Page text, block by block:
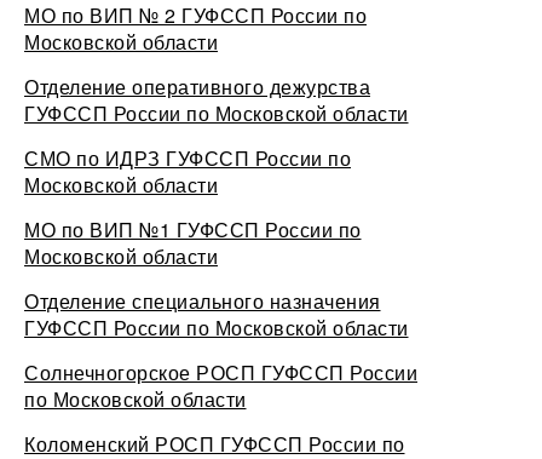
МО по ВИП № 2 ГУФССП России по
Московской области
Отделение оперативного дежурства
ГУФССП России по Московской области
СМО по ИДРЗ ГУФССП России по
Московской области
МО по ВИП №1 ГУФССП России по
Московской области
Отделение специального назначения
ГУФССП России по Московской области
Солнечногорское РОСП ГУФССП России
по Московской области
Коломенский РОСП ГУФССП России по